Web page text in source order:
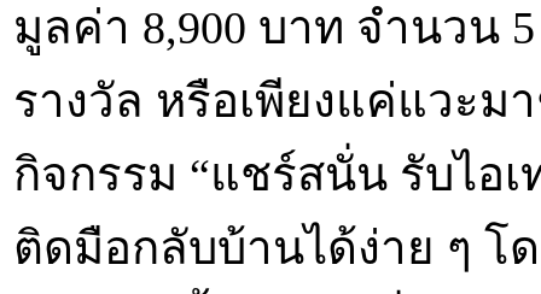
มูลค่า 8,900 บาท จำนวน
รางวัล หรือเพียงแค่แวะ
กิจกรรม “แชร์สนั่น รับไอ
ติดมือกลับบ้านได้ง่าย ๆ โ